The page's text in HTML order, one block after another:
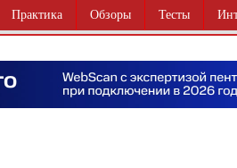
Практика Обзоры Тесты